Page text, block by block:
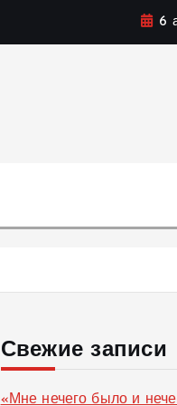
6
Свежие записи
«Мне нечего было и